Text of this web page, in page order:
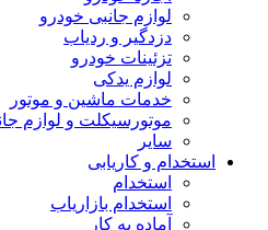
لوازم جانبی خودرو
دزدگیر و ردیاب
تزئینات خودرو
لوازم یدکی
خدمات ماشین و موتور
موتورسیکلت و لوازم
سایر
استخدام و کاریابی
استخدام
استخدام بازاریاب
آماده به کار